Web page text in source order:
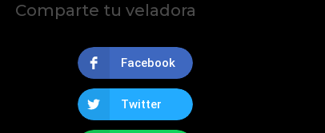
Comparte tu veladora
Facebook
Twitter